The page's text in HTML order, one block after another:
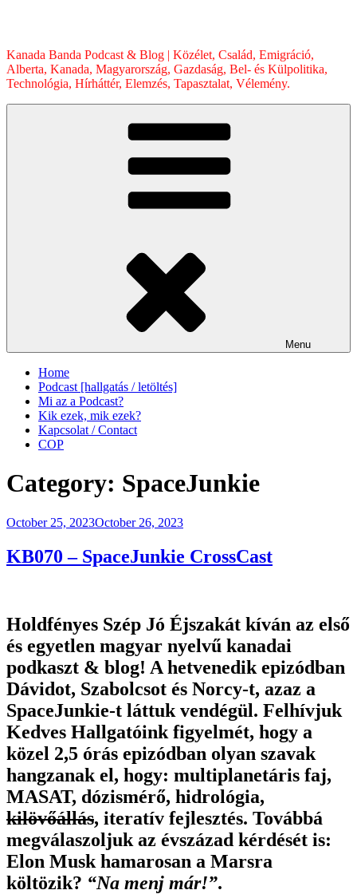
Kanada Banda Podcast & Blog | Közélet, Család, Emigráció,
Alberta, Kanada, Magyarország, Gazdaság, Bel- és Külpolitika,
Technológia, Hírháttér, Elemzés, Tapasztalat, Vélemény.
Menu
Home
Podcast [hallgatás / letöltés]
Mi az a Podcast?
Kik ezek, mik ezek?
Kapcsolat / Contact
COP
Category: SpaceJunkie
Posted
October 25, 2023October 26, 2023
KB070 – SpaceJunkie CrossCast
Holdfényes Szép Jó Éjszakát kíván az első
és egyetlen magyar nyelvű kanadai
podkaszt & blog! A hetvenedik epizódban
Dávidot, Szabolcsot és Norcy-t, azaz a
SpaceJunkie-t láttuk vendégül. Felhívjuk
Kedves Hallgatóink figyelmét, hogy a
közel 2,5 órás epizódban olyan szavak
hangzanak el, hogy: multiplanetáris faj,
MASAT, dózismérő, hidrológia,
kilövőállás, iteratív fejlesztés. Továbbá
megválaszoljuk az évszázad kérdését is:
Elon Musk hamarosan a Marsra
költözik? “Na menj már!”.